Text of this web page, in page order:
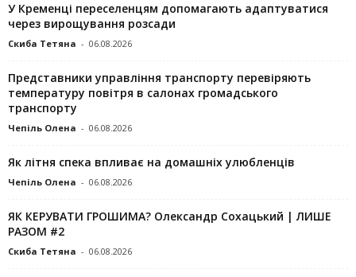
У Кременці переселенцям допомагають адаптуватися
через вирощування розсади
Скиба Тетяна - 06.08.2026
Представники управління транспорту перевіряють
температуру повітря в салонах громадського
транспорту
Чепіль Олена - 06.08.2026
Як літня спека впливає на домашніх улюбленців
Чепіль Олена - 06.08.2026
ЯК КЕРУВАТИ ГРОШИМА? Олександр Сохацький | ЛИШЕ
РАЗОМ #2
Скиба Тетяна - 06.08.2026